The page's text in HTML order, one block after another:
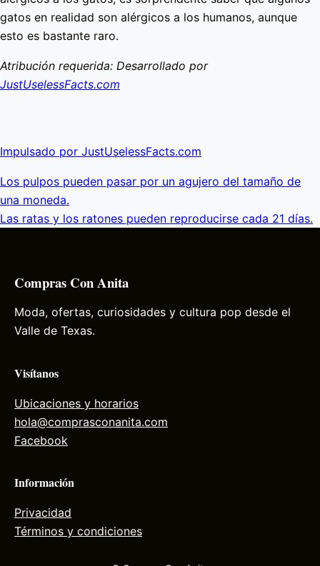
gatos en realidad son alérgicos a los humanos, aunque
esto es bastante raro.
Atribución requerida: Desarrollado por
JustUselessFacts.com
Impulsado por JustUselessFacts.com
Los pulpos pueden pasar por un agujero del tamaño de
una moneda.
Las ratas y los ratones pueden reproducirse cada 21 días.
Compras Con Anita
Moda, ofertas, curiosidades y cultura pop desde el
Valle de Texas.
Visítanos
Ubicaciones y horarios
hola@comprasconanita.com
Facebook
Información
Privacidad
Términos y condiciones